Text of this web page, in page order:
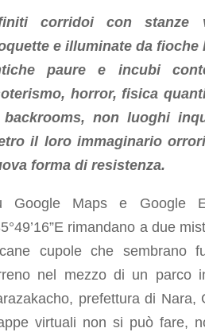
corridoi con stanze
e illuminate da
paure e incubi
horror, fisica
non luoghi
il loro immaginario
forma di resistenza.
Google Maps e Google
rimandano a due
cupole che sembrano
nel mezzo di un parco
prefettura di
virtuali non si può fare,